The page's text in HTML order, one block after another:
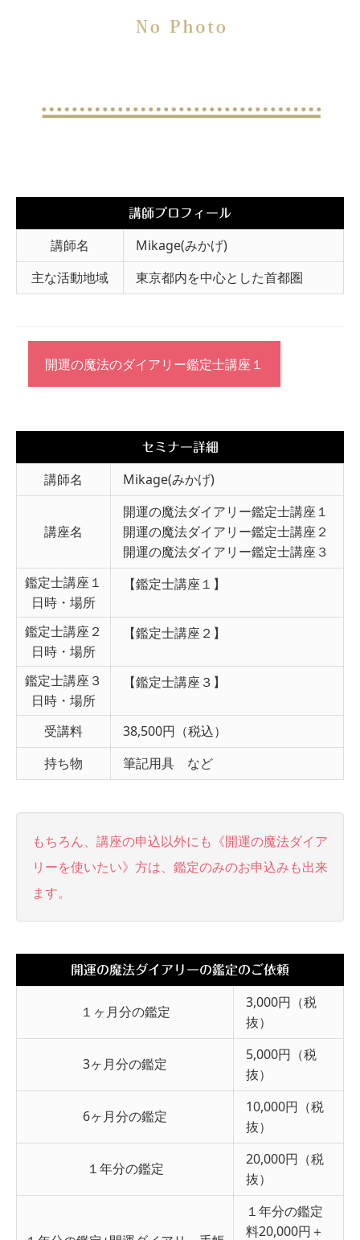
講師プロフィール
講師名
Mikage(みかげ)
主な活動地域
東京都内を中心とした首都圏
開運の魔法のダイアリー鑑定士講座１
セミナー詳細
講師名 Mikage(みかげ)
講座名
開運の魔法ダイアリー鑑定士講座１
開運の魔法ダイアリー鑑定士講座２
開運の魔法ダイアリー鑑定士講座３
鑑定士講座１
日時・場所
【鑑定士講座１】
鑑定士講座２
日時・場所
【鑑定士講座２】
鑑定士講座３
日時・場所
【鑑定士講座３】
受講料
38,500円（税込）
持ち物
筆記用具 など
もちろん、講座の申込以外にも《開運の魔法ダイア
リーを使いたい》方は、鑑定のみのお申込みも出来
ます。
開運の魔法ダイアリーの鑑定のご依頼
１ヶ月分の鑑定
3,000円（税
抜）
3ヶ月分の鑑定
5,000円（税
抜）
6ヶ月分の鑑定
10,000円（税
抜）
１年分の鑑定
20,000円（税
抜）
１年分の鑑定
料20,000円＋